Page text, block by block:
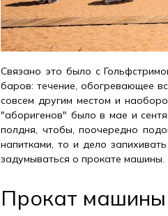
Связано это было с
баров: течение, обогревающее
совсем другим местом и
"аборигенов" было в мае и
полдня, чтобы, поочередно
напитками, то и дело
задумываться о прокате машины.
Прокат машины